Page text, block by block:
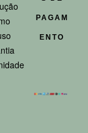
PAGAM
ENTO